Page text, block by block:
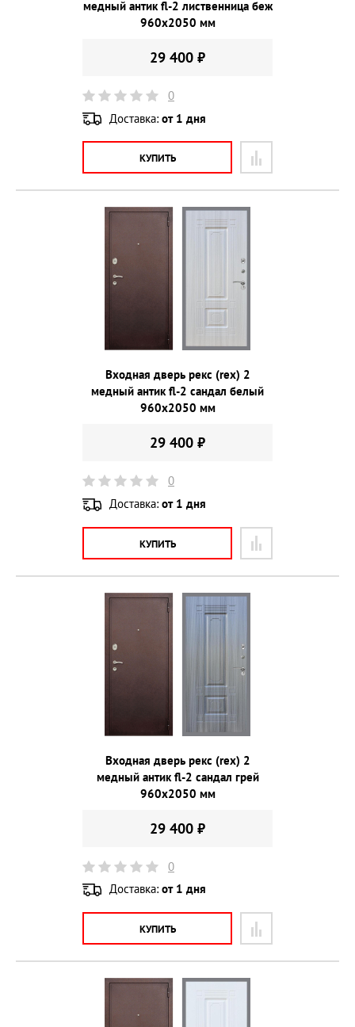
медный антик fl-2 лиственница беж
960х2050 мм
29 400 ₽
0
Доставка: от 1 дня
КУПИТЬ
Входная дверь рекс (rex) 2
медный антик fl-2 сандал белый
960х2050 мм
29 400 ₽
0
Доставка: от 1 дня
КУПИТЬ
Входная дверь рекс (rex) 2
медный антик fl-2 сандал грей
960х2050 мм
29 400 ₽
0
Доставка: от 1 дня
КУПИТЬ